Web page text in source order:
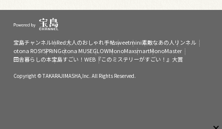
宝島チャンネルInRed大人のおしゃれ手帖sweetmini素敵なあの人 リンネル
otona ROSYSPRiNGotona MUSEGLOWMonoMaxsmartMonoMaster
田舎暮らしの本宝島すごい！WEB『このミステリーがすごい！』大賞
Copyright © TAKARAJIMASHA,Inc. All Rights Reserved.